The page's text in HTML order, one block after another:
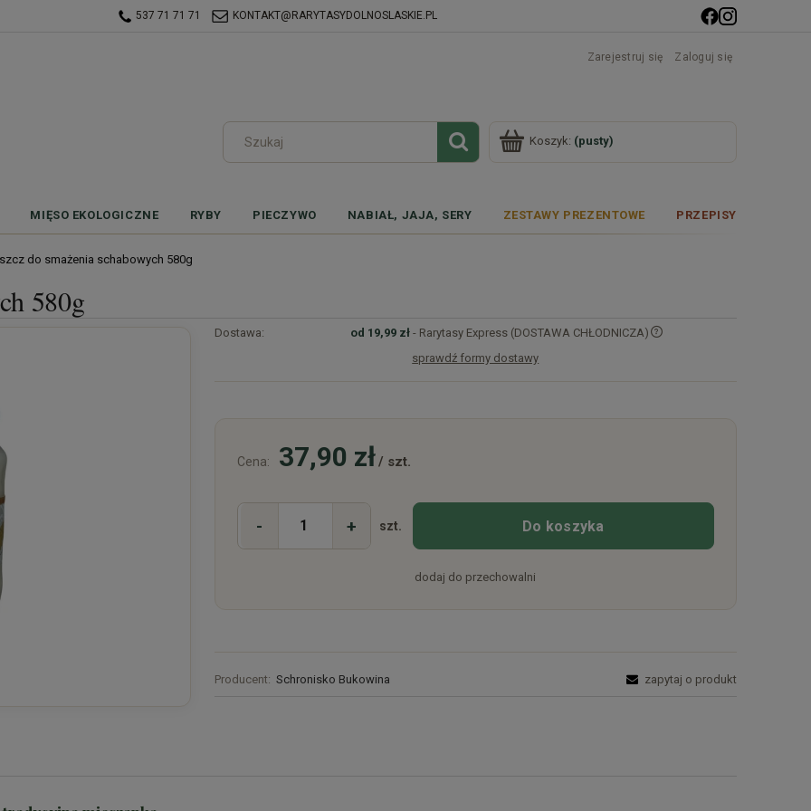
537 71 71 71 KONTAKT@RARYTASYDOLNOSLASKIE.PL
Zarejestruj się Zaloguj się
Koszyk: (pusty)
MIĘSO EKOLOGICZNE RYBY PIECZYWO NABIAŁ, JAJA, SERY ZESTAWY PREZENTOWE PRZEPISY
do smażenia schabowych 580g
580g
Dostawa: od 19,99 zł - Rarytasy Express (DOSTAWA CHŁODNICZA)
sprawdź formy dostawy
Cena: 37,90 zł/ szt.
- + szt. Do koszyka
dodaj do przechowalni
Producent: Schronisko Bukowina zapytaj o produkt